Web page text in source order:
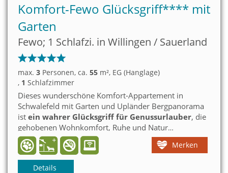
Komfort-Fewo Glücksgriff**** mit
Garten
Fewo; 1 Schlafzi. in Willingen / Sauerland
max. 3 Personen, ca. 55 m², EG (Hanglage)
, 1 Schlafzimmer
Dieses wunderschöne Komfort-Appartement in
Schwalefeld mit Garten und Upländer Bergpanorama
ist ein wahrer Glücksgriff für Genussurlauber, die
gehobenen Wohnkomfort, Ruhe und Natur
schätzen. Bei Bedarf steht im Schlafzimmer ein dritter
Schlafplatz für ein Kind bis ca. 12 Jahre zur Verfügung.
Ein mittelgroßer Hund ist willkommen.
Merken
Details